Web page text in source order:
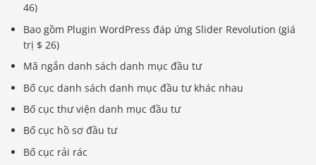
46)
Bao gồm Plugin WordPress đáp ứng Slider Revolution (giá
trị $ 26)
Mã ngắn danh sách danh mục đầu tư
Bố cục danh sách danh mục đầu tư khác nhau
Bố cục thư viện danh mục đầu tư
Bố cục hồ sơ đầu tư
Bố cục rải rác